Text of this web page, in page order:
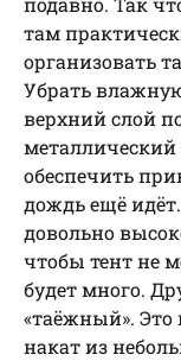
там
организовать
Убрать
верхний слой
обеспечить
дождь ещё
довольно
чтобы тент не
будет много.
«таёжный». Это
накат из